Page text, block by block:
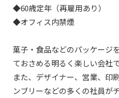
◆60歳定年（再雇用あり）
◆オフィス内禁煙
菓子・食品などのパッケージ
ておさめる明るく楽しい会社で
また、デザイナー、営業、印
ンブリーなどの多くの社員が